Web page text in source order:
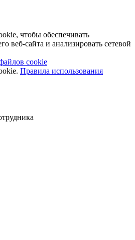
чтобы обеспечивать
веб-сайта и анализировать сетевой
cookie
Правила использования